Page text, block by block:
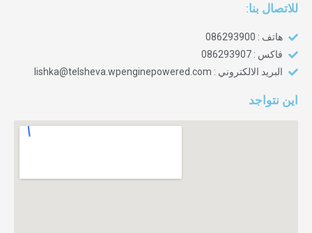
للاتصال بنا:
هاتف : 086293900
فاكس : 086293907
البريد الالكتروني : lishka@telsheva.wpenginepowered.com
اين نتواجد